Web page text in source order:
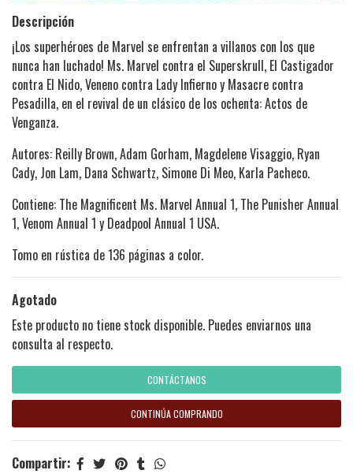
Descripción
¡Los superhéroes de Marvel se enfrentan a villanos con los que
nunca han luchado! Ms. Marvel contra el Superskrull, El Castigador
contra El Nido, Veneno contra Lady Infierno y Masacre contra
Pesadilla, en el revival de un clásico de los ochenta: Actos de
Venganza.
Autores: Reilly Brown, Adam Gorham, Magdelene Visaggio, Ryan
Cady, Jon Lam, Dana Schwartz, Simone Di Meo, Karla Pacheco.
Contiene: The Magnificent Ms. Marvel Annual 1, The Punisher Annual
1, Venom Annual 1 y Deadpool Annual 1 USA.
Tomo en rústica de 136 páginas a color.
Agotado
Este producto no tiene stock disponible. Puedes enviarnos una
consulta al respecto.
CONTÁCTANOS
CONTINÚA COMPRANDO
Compartir: